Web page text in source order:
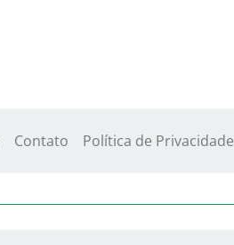
Contato Política de Privacidade